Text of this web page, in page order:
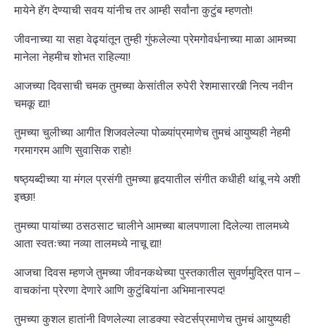
मायेने हॅग देण्याची सवय यांनीच तर आम्ही सर्वांना कुटुंब म्हणतो!
जीवनाच्या या सहा वेढ्यांतून तुम्ही गुंफलेल्या प्रेमगोवर्धनाच्या माळा आमच्या
मानेला नेहमीच शोभत राहिल्या!
आजच्या दिवसाची चमक तुमच्या केसांतील रुपेरी रेशमासारखी नित्य नवीन
चमकू द्या!
तुमच्या चुलीच्या आगीत शिजवलेल्या पोळ्यांप्रमाणेच तुमचं आयुष्यही नेहमी
गरमागरम आणि सुवासिक राहो!
षष्ठ्यब्दीच्या या मंगल प्रसंगी तुमच्या हृदयातील संगीत कधीही थांबू नये अशी
इच्छा!
तुमच्या पायांच्या ठसठसाट चालीने आमच्या बालपणाला दिलेल्या तालमध्ये
आता स्वतःच्या नव्या तालमध्ये नाचू द्या!
आजचा दिवस म्हणजे तुमच्या जीवनकथेच्या पुस्तकातील सुवर्णमुद्रित पान –
वाचकांना प्रेरणा देणारे आणि कुटुंबियांना अभिमानास्पद!
तुमच्या कुशल हातांनी विणलेल्या लाडक्या स्वेटर्सप्रमाणेच तुमचं आयुष्यही